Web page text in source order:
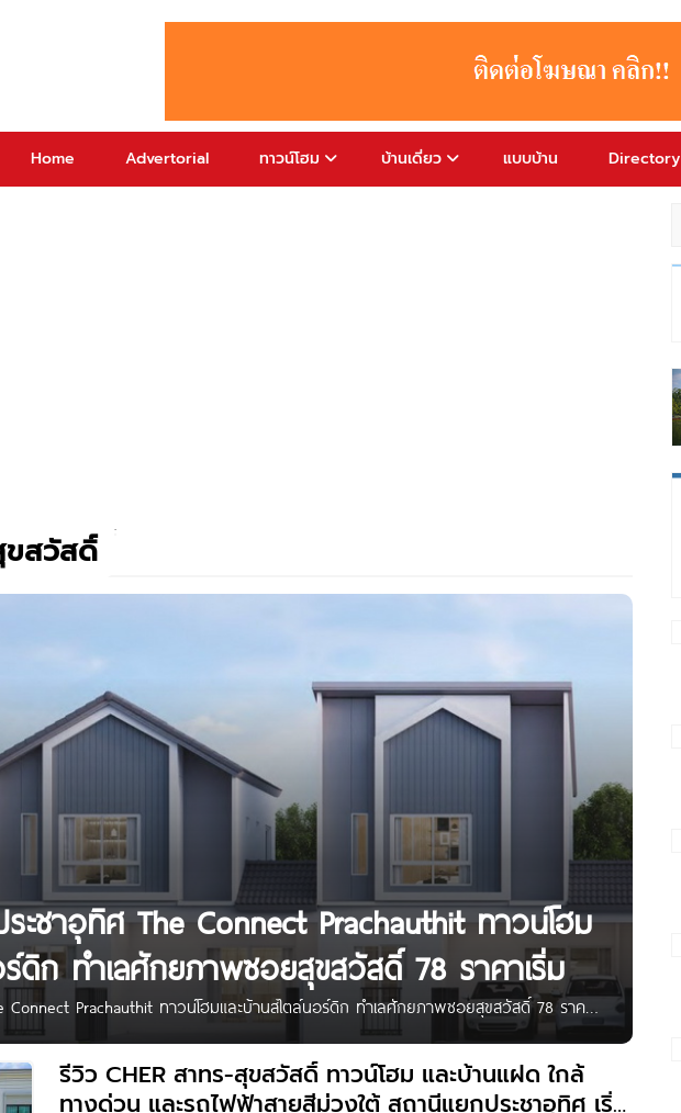
Home Advertorial ทาวน์โฮม บ้านเดี่ยว แบบบ้าน Directory
ขสวัสดิ์
ะชาอุทิศ The Connect Prachauthit ทาวน์โฮม
ร์ดิก ทำเลศักยภาพซอยสุขสวัสดิ์ 78 ราคาเริ่ม
Connect Prachauthit ทาวน์โฮมและบ้านสไตล์นอร์ดิก ทำเลศักยภาพซอยสุขสวัสดิ์ 78 ราคา
ประชาอุทิศ ทาวน์โฮมและบ้านโครงการใหม่ จาก Pruksa ที่ตั้งโครงการอยู่ ต.บ้านคลอง
ราการ ทำเลใจกลางประชาอุทิศ-สุขสวัสดิ์ เดินทางสะดว ใกล้ทางด่วนและรถไฟฟ้าสายสีม่วง
ย์การค้า, สถานศึกษา และโรงพยาบาลครบครัน
รีวิว CHER สาทร-สุขสวัสดิ์ ทาวน์โฮม และบ้านแฝด ใกล้
ทางด่วน และรถไฟฟ้าสายสีม่วงใต้ สถานีแยกประชาอุทิศ เริ่ม